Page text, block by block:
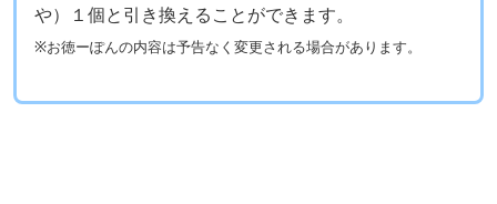
や）１個と引き換えることができます。
※お徳ーぽんの内容は予告なく変更される場合があります。